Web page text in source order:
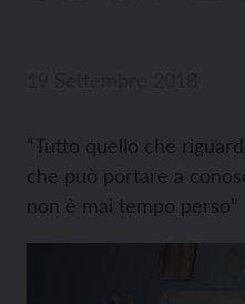
“Tutto quello che
che può portare a
non è mai tempo perso”